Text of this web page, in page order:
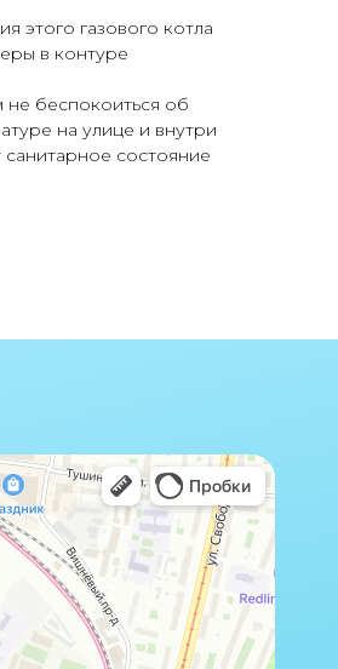
этого газового котла
в контуре
не беспокоиться об
на улице и внутри
состояние